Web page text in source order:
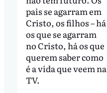
pais se agarram em
Cristo, os filhos – há
os que se agarram
no Cristo, há os que
querem saber como
é a vida que veem na
TV.